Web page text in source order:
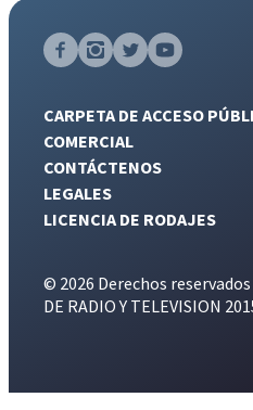
CARPETA DE ACCESO
COMERCIAL
CONTÁCTENOS
LEGALES
LICENCIA DE RODAJES
© 2026 Derechos reservados
DE RADIO Y TELEVISION